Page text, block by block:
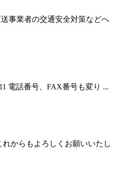
事業者の交通安全対策などへ
電話番号、FAX番号も変り ...
からもよろしくお願いいたし